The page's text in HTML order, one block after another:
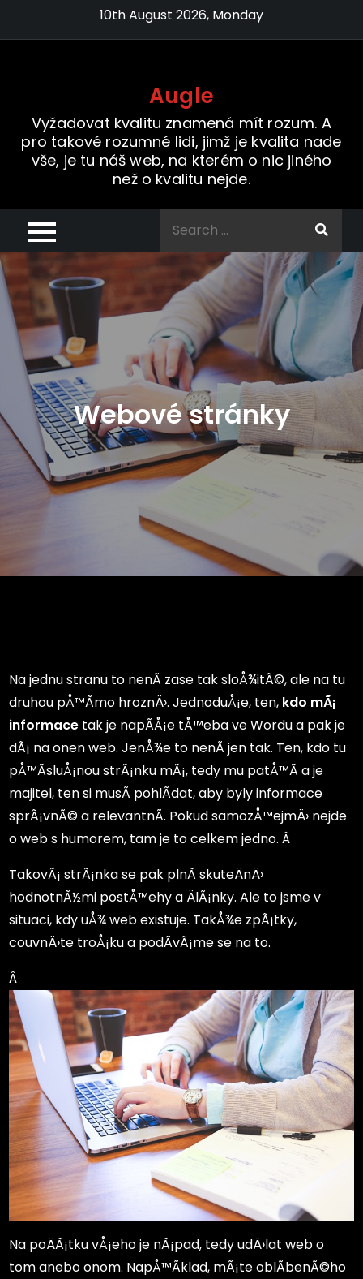
10th August 2026, Monday
Augle
Vyžadovat kvalitu znamená mít rozum. A
pro takové rozumné lidi, jimž je kvalita nade
vše, je tu náš web, na kterém o nic jiného
než o kvalitu nejde.
Webové stránky
Na jednu stranu to nenÃ­ zase tak sloÅ¾itÃ©, ale na tu
druhou pÅ™Ã­mo hroznÄ›. JednoduÅ¡e, ten, kdo mÃ¡
informace tak je napÃ­Å¡e tÅ™eba ve Wordu a pak je
dÃ¡ na onen web. JenÅ¾e to nenÃ­ jen tak. Ten, kdo tu
pÅ™Ã­sluÅ¡nou strÃ¡nku mÃ¡, tedy mu patÅ™Ã­ a je
majitel, ten si musÃ­ pohlÃ­dat, aby byly informace
sprÃ¡vnÃ© a relevantnÃ­. Pokud samozÅ™ejmÄ› nejde
o web s humorem, tam je to celkem jedno. Â
TakovÃ¡ strÃ¡nka se pak plnÃ­ skuteÄnÄ›
hodnotnÃ½mi postÅ™ehy a ÄlÃ¡nky. Ale to jsme v
situaci, kdy uÅ¾ web existuje. TakÅ¾e zpÃ¡tky,
couvnÄ›te troÅ¡ku a podÃ­vÃ¡me se na to.
Â
Na poÄÃ¡tku vÅ¡eho je nÃ¡pad, tedy udÄ›lat web o
tom anebo onom. NapÅ™Ã­klad, mÃ¡te oblÃ­benÃ©ho